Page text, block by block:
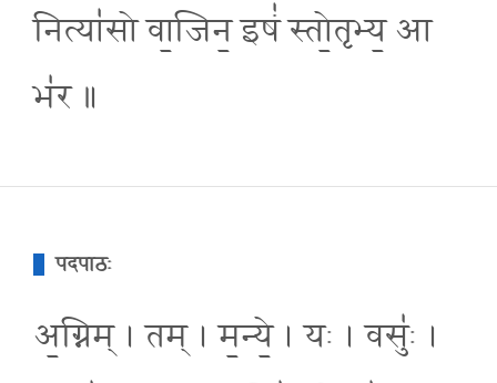
नित्या॑सो वा॒जिन॒ इषं॑ स्तो॒तृभ्य॒ आ
भ॑र ॥
पदपाठः
अ॒ग्निम् । तम् । म॒न्ये॒ । यः । वसुः॑ ।